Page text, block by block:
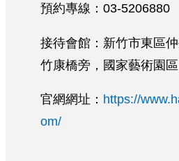
預約專線：03-5206880
接待會館：新竹市東區
竹康橋旁，國家藝術園區
官網網址： https://
om/